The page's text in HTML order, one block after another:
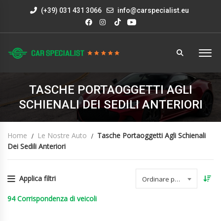
(+39) 031 431 3066 info@carspecialist.eu
TASCHE PORTAOGGETTI AGLI
SCHIENALI DEI SEDILI ANTERIORI
Home Le Nostre Auto
Tasche Portaoggetti Agli Schienali
Dei Sedili Anteriori
Applica filtri Ordinare per data
94 Corrispondenza di veicoli